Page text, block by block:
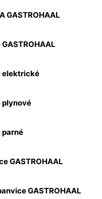
GASTROHAAL
elektrické
plynové
parné
GASTROHAAL
GASTROHAAL